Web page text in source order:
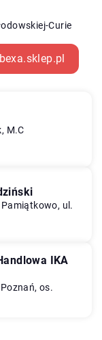
Curie
M.C
ul.
IKA
os.